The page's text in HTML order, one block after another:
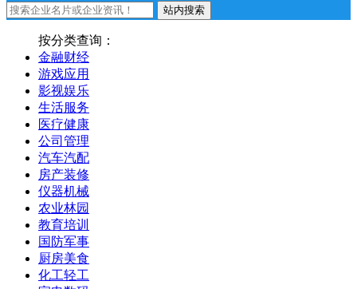
站内搜索
按分类查询：
金融财经
游戏应用
影视娱乐
生活服务
医疗健康
公司管理
汽车汽配
房产装修
仪器机械
农业林园
教育培训
国防军事
厨房美食
化工轻工